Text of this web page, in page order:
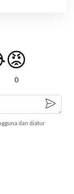
😡
0
dan diatur